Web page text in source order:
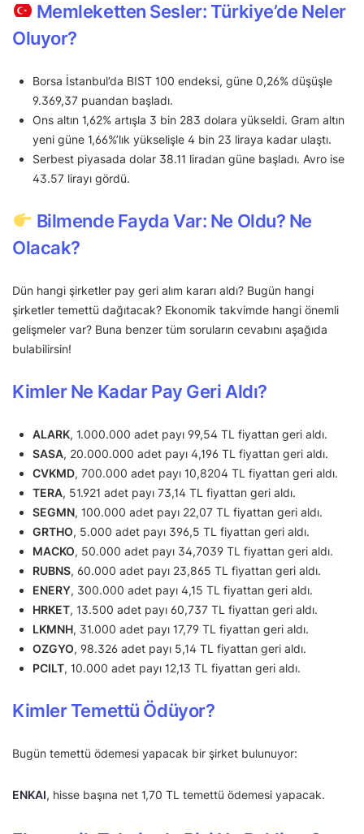
Memleketten Sesler: Türkiye’de Neler
Oluyor?
Borsa İstanbul’da BIST 100 endeksi, güne 0,26% düşüşle
9.369,37 puandan başladı.
Ons altın 1,62% artışla 3 bin 283 dolara yükseldi. Gram altın
yeni güne 1,66%’lık yükselişle 4 bin 23 liraya kadar ulaştı.
Serbest piyasada dolar 38.11 liradan güne başladı. Avro ise
43.57 lirayı gördü.
Bilmende Fayda Var: Ne Oldu? Ne
Olacak?
Dün hangi şirketler pay geri alım kararı aldı? Bugün hangi
şirketler temettü dağıtacak? Ekonomik takvimde hangi önemli
gelişmeler var? Buna benzer tüm soruların cevabını aşağıda
bulabilirsin!
Kimler Ne Kadar Pay Geri Aldı?
ALARK, 1.000.000 adet payı 99,54 TL fiyattan geri aldı.
SASA, 20.000.000 adet payı 4,196 TL fiyattan geri aldı.
CVKMD, 700.000 adet payı 10,8204 TL fiyattan geri aldı.
TERA, 51.921 adet payı 73,14 TL fiyattan geri aldı.
SEGMN, 100.000 adet payı 22,07 TL fiyattan geri aldı.
GRTHO, 5.000 adet payı 396,5 TL fiyattan geri aldı.
MACKO, 50.000 adet payı 34,7039 TL fiyattan geri aldı.
RUBNS, 60.000 adet payı 23,865 TL fiyattan geri aldı.
ENERY, 300.000 adet payı 4,15 TL fiyattan geri aldı.
HRKET, 13.500 adet payı 60,737 TL fiyattan geri aldı.
LKMNH, 31.000 adet payı 17,79 TL fiyattan geri aldı.
OZGYO, 98.326 adet payı 5,14 TL fiyattan geri aldı.
PCILT, 10.000 adet payı 12,13 TL fiyattan geri aldı.
Kimler Temettü Ödüyor?
Bugün temettü ödemesi yapacak bir şirket bulunuyor:
ENKAI, hisse başına net 1,70 TL temettü ödemesi yapacak.